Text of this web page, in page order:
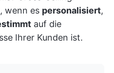
wenn es personalisiert,
auf die
Ihrer Kunden ist.